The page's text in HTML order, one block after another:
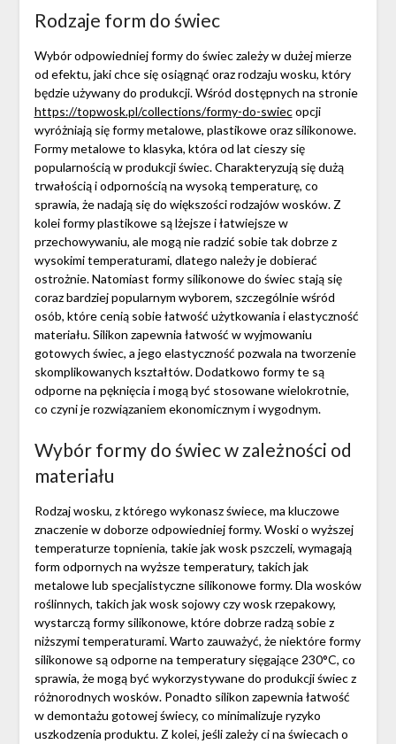
Rodzaje form do świec
Wybór odpowiedniej formy do świec zależy w dużej mierze
od efektu, jaki chce się osiągnąć oraz rodzaju wosku, który
będzie używany do produkcji. Wśród dostępnych na stronie
https://topwosk.pl/collections/formy-do-swiecopcji
wyróżniają się formy metalowe, plastikowe oraz silikonowe.
Formy metalowe to klasyka, która od lat cieszy się
popularnością w produkcji świec. Charakteryzują się dużą
trwałością i odpornością na wysoką temperaturę, co
sprawia, że nadają się do większości rodzajów wosków. Z
kolei formy plastikowe są lżejsze i łatwiejsze w
przechowywaniu, ale mogą nie radzić sobie tak dobrze z
wysokimi temperaturami, dlatego należy je dobierać
ostrożnie. Natomiast formy silikonowe do świec stają się
coraz bardziej popularnym wyborem, szczególnie wśród
osób, które cenią sobie łatwość użytkowania i elastyczność
materiału. Silikon zapewnia łatwość w wyjmowaniu
gotowych świec, a jego elastyczność pozwala na tworzenie
skomplikowanych kształtów. Dodatkowo formy te są
odporne na pęknięcia i mogą być stosowane wielokrotnie,
co czyni je rozwiązaniem ekonomicznym i wygodnym.
Wybór formy do świec w zależności od
materiału
Rodzaj wosku, z którego wykonasz świece, ma kluczowe
znaczenie w doborze odpowiedniej formy. Woski o wyższej
temperaturze topnienia, takie jak wosk pszczeli, wymagają
form odpornych na wyższe temperatury, takich jak
metalowe lub specjalistyczne silikonowe formy. Dla wosków
roślinnych, takich jak wosk sojowy czy wosk rzepakowy,
wystarczą formy silikonowe, które dobrze radzą sobie z
niższymi temperaturami. Warto zauważyć, że niektóre formy
silikonowe są odporne na temperatury sięgające 230°C, co
sprawia, że mogą być wykorzystywane do produkcji świec z
różnorodnych wosków. Ponadto silikon zapewnia łatwość
w demontażu gotowej świecy, co minimalizuje ryzyko
uszkodzenia produktu. Z kolei, jeśli zależy ci na świecach o